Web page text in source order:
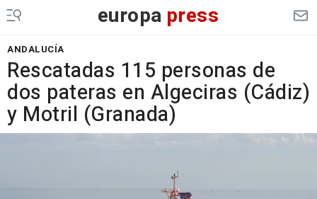
europa press
ANDALUCÍA
Rescatadas 115 personas de
dos pateras en Algeciras (Cádiz)
y Motril (Granada)